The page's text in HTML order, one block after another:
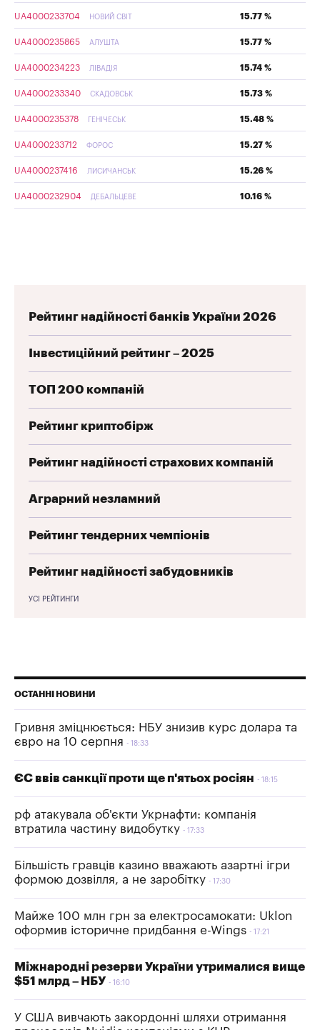
UA4000233704 НОВИЙ СВІТ 15.77 %
UA4000235865 АЛУШТА 15.77 %
UA4000234223 ЛІВАДІЯ 15.74 %
UA4000233340 СКАДОВСЬК 15.73 %
UA4000235378 ГЕНІЧЕСЬК 15.48 %
UA4000233712 ФОРОС 15.27 %
UA4000237416 ЛИСИЧАНСЬК 15.26 %
UA4000232904 ДЕБАЛЬЦЕВЕ 10.16 %
Рейтинг надійності банків України 2026
Інвестиційний рейтинг – 2025
ТОП 200 компаній
Рейтинг криптобірж
Рейтинг надійності страхових компаній
Аграрний незламний
Рейтинг тендерних чемпіонів
Рейтинг надійності забудовників
УСІ РЕЙТИНГИ
ОСТАННІ НОВИНИ
Гривня зміцнюється: НБУ знизив курс долара та
євро на 10 серпня
18:33
ЄС ввів санкції проти ще п'ятьох росіян 18:15
рф атакувала об'єкти Укрнафти: компанія
втратила частину видобутку
17:33
Більшість гравців казино вважають азартні ігри
формою дозвілля, а не заробітку
17:30
Майже 100 млн грн за електросамокати: Uklon
оформив історичне придбання e-Wings
17:21
Міжнародні резерви України утрималися вище
$51 млрд – НБУ
16:10
У США вивчають закордонні шляхи отримання